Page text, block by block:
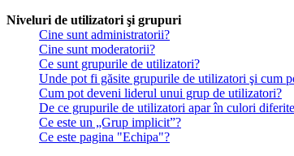
Niveluri de utilizatori şi grupuri
Cine sunt administratorii?
Cine sunt moderatorii?
Ce sunt grupurile de utilizatori?
Unde pot fi găsite grupurile de utilizatori şi cum
Cum pot deveni liderul unui grup de utilizatori?
De ce grupurile de utilizatori apar în culori
Ce este un „Grup implicit”?
Ce este pagina "Echipa"?